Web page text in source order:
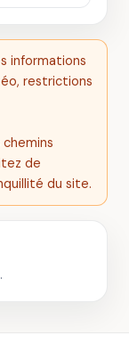
informations
restrictions
de
du site.